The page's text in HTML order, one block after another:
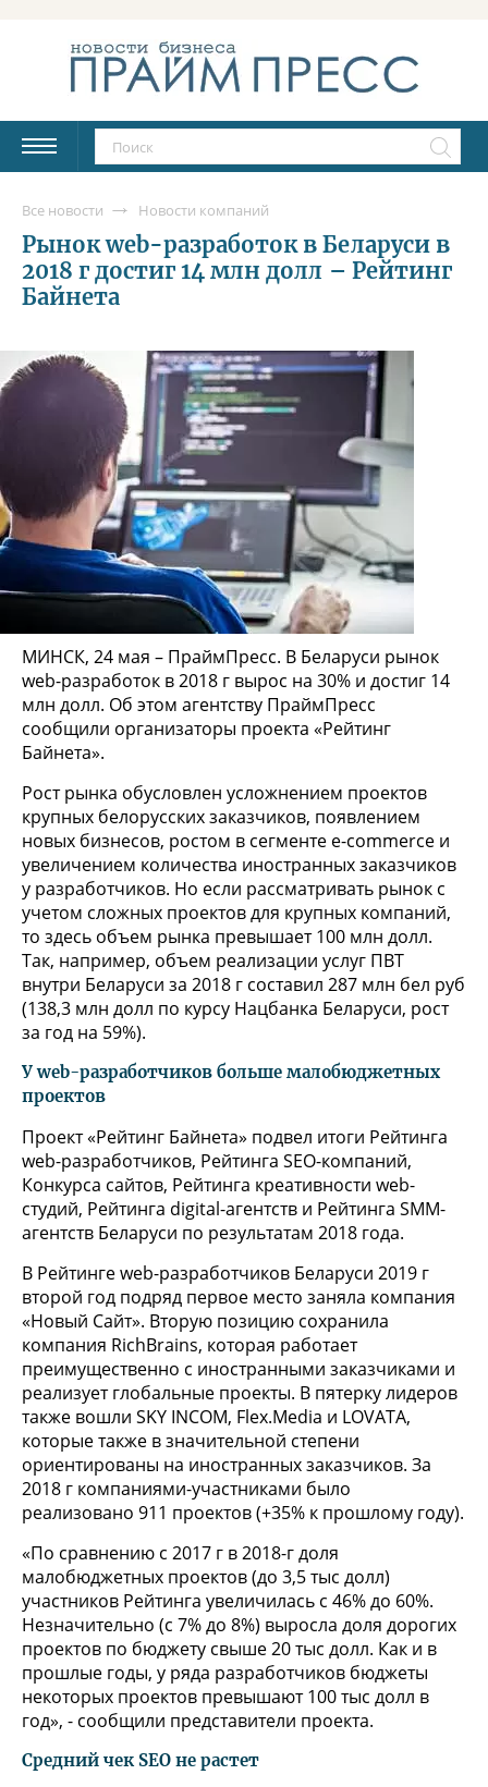
Все новости Новости компаний
Рынок web-разработок в Беларуси в
2018 г достиг 14 млн долл – Рейтинг
Байнета
МИНСК, 24 мая – ПраймПресс. В Беларуси рынок
web-разработок в 2018 г вырос на 30% и достиг 14
млн долл. Об этом агентству ПраймПресс
сообщили организаторы проекта «Рейтинг
Байнета».
Рост рынка обусловлен усложнением проектов
крупных белорусских заказчиков, появлением
новых бизнесов, ростом в сегменте e-commerce и
увеличением количества иностранных заказчиков
у разработчиков. Но если рассматривать рынок с
учетом сложных проектов для крупных компаний,
то здесь объем рынка превышает 100 млн долл.
Так, например, объем реализации услуг ПВТ
внутри Беларуси за 2018 г составил 287 млн бел руб
(138,3 млн долл по курсу Нацбанка Беларуси, рост
за год на 59%).
У web-разработчиков больше малобюджетных
проектов
Проект «Рейтинг Байнета» подвел итоги Рейтинга
web-разработчиков, Рейтинга SEO-компаний,
Конкурса сайтов, Рейтинга креативности web-
студий, Рейтинга digital-агентств и Рейтинга SMM-
агентств Беларуси по результатам 2018 года.
В Рейтинге web-разработчиков Беларуси 2019 г
второй год подряд первое место заняла компания
«Новый Сайт». Вторую позицию сохранила
компания RichBrains, которая работает
преимущественно с иностранными заказчиками и
реализует глобальные проекты. В пятерку лидеров
также вошли SKY INCOM, Flex.Media и LOVATA,
которые также в значительной степени
ориентированы на иностранных заказчиков. За
2018 г компаниями-участниками было
реализовано 911 проектов (+35% к прошлому году).
«По сравнению с 2017 г в 2018-г доля
малобюджетных проектов (до 3,5 тыс долл)
участников Рейтинга увеличилась с 46% до 60%.
Незначительно (с 7% до 8%) выросла доля дорогих
проектов по бюджету свыше 20 тыс долл. Как и в
прошлые годы, у ряда разработчиков бюджеты
некоторых проектов превышают 100 тыс долл в
год», - сообщили представители проекта.
Средний чек SEO не растет